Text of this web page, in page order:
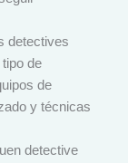
detectives
de
de
y técnicas
detective